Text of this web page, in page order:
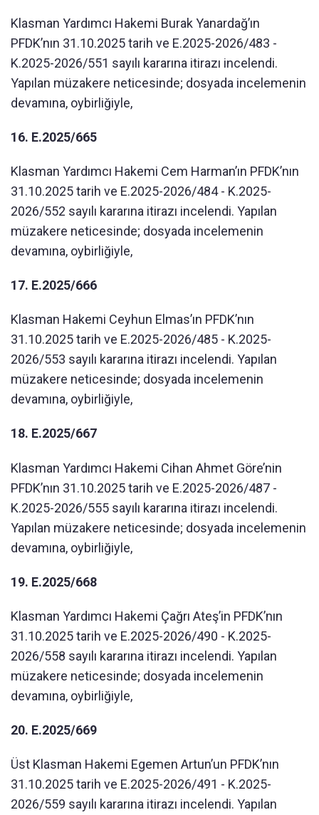
Klasman Yardımcı Hakemi Burak Yanardağ’ın
PFDK’nın 31.10.2025 tarih ve E.2025-2026/483 -
K.2025-2026/551 sayılı kararına itirazı incelendi.
Yapılan müzakere neticesinde; dosyada incelemenin
devamına, oybirliğiyle,
16. E.2025/665
Klasman Yardımcı Hakemi Cem Harman’ın PFDK’nın
31.10.2025 tarih ve E.2025-2026/484 - K.2025-
2026/552 sayılı kararına itirazı incelendi. Yapılan
müzakere neticesinde; dosyada incelemenin
devamına, oybirliğiyle,
17. E.2025/666
Klasman Hakemi Ceyhun Elmas’ın PFDK’nın
31.10.2025 tarih ve E.2025-2026/485 - K.2025-
2026/553 sayılı kararına itirazı incelendi. Yapılan
müzakere neticesinde; dosyada incelemenin
devamına, oybirliğiyle,
18. E.2025/667
Klasman Yardımcı Hakemi Cihan Ahmet Göre’nin
PFDK’nın 31.10.2025 tarih ve E.2025-2026/487 -
K.2025-2026/555 sayılı kararına itirazı incelendi.
Yapılan müzakere neticesinde; dosyada incelemenin
devamına, oybirliğiyle,
19. E.2025/668
Klasman Yardımcı Hakemi Çağrı Ateş’in PFDK’nın
31.10.2025 tarih ve E.2025-2026/490 - K.2025-
2026/558 sayılı kararına itirazı incelendi. Yapılan
müzakere neticesinde; dosyada incelemenin
devamına, oybirliğiyle,
20. E.2025/669
Üst Klasman Hakemi Egemen Artun’un PFDK’nın
31.10.2025 tarih ve E.2025-2026/491 - K.2025-
2026/559 sayılı kararına itirazı incelendi. Yapılan